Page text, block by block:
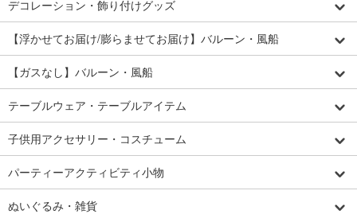
デコレーション・飾り付けグッズ
【浮かせてお届け/膨らませてお届け】バルーン・風船
【ガスなし】バルーン・風船
テーブルウェア・テーブルアイテム
子供用アクセサリー・コスチューム
パーティーアクティビティ小物
ぬいぐるみ・雑貨